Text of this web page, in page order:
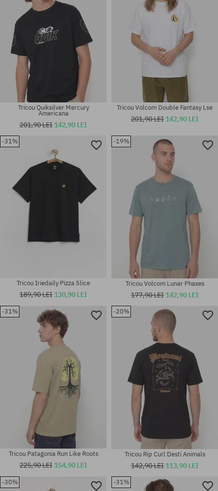
Mărimi existente:
Mărimi existente:
Mărimi existente:
Tricou Quiksilver Mercury
Americana
201,90 LEI 142,90 LEI
Mărimi existente:
Tricou Volcom Double Fantasy Lse
201,90 LEI 142,90 LEI
-31%
Tricou Iriedaily Pizza Slice
189,90 LEI 130,90 LEI
-19%
Tricou Volcom Lunar Phases
177,90 LEI 142,90 LEI
-31%
Tricou Patagonia Run Like Roots
225,90 LEI 154,90 LEI
-20%
Tricou Rip Curl Desti Animals
142,90 LEI 113,90 LEI
-30% -31%